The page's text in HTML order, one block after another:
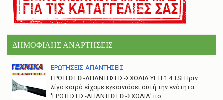
ΔΗΜΟΦΙΛΗΣ ΑΝΑΡΤΗΣΕΙΣ
ΕΡΩΤΗΣΕΙΣ-ΑΠΑΝΤΗΣΕΙΣ
ΕΡΩΤΗΣΕΙΣ-ΑΠΑΝΤΗΣΕΙΣ-ΣΧΟΛΙΑ YETI 1.4 TSI Πριν
λίγο καιρό είχαμε εγκαινιάσει αυτή την ενότητα
'ΕΡΩΤΗΣΕΙΣ-ΑΠΑΝΤΗΣΕΙΣ-ΣΧΟΛΙΑ' πο...